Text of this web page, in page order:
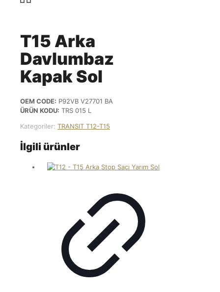
T15 Arka
Davlumbaz
Kapak Sol
OEM CODE: P92VB V27701 BA
ÜRÜN KODU: TRS 015 L
Kategoriler: TRANSIT T12-T15
İlgili ürünler